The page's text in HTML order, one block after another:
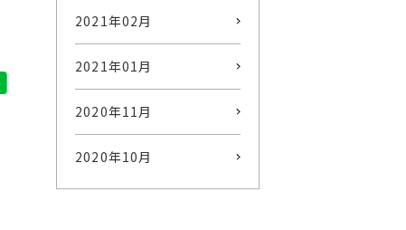
2021年02月
2021年01月
2020年11月
2020年10月